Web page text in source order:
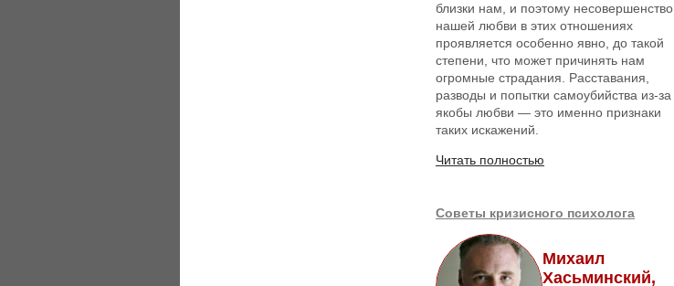
близки нам, и поэтому несовершенство
нашей любви в этих отношениях
проявляется особенно явно, до такой
степени, что может причинять нам
огромные страдания. Расставания,
разводы и попытки самоубийства из-за
якобы любви — это именно признаки
таких искажений.
Читать полностью
Советы кризисного психолога
Михаил
Хасьминский,